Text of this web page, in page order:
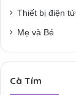
Thiết bị điện tử
Mẹ và Bé
Cà Tím